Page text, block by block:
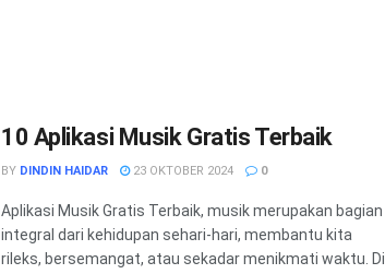
10 Aplikasi Musik Gratis Terbaik
BY DINDIN HAIDAR 23 OKTOBER 2024 0
Aplikasi Musik Gratis Terbaik, musik merupakan bagian
integral dari kehidupan sehari-hari, membantu kita
rileks, bersemangat, atau sekadar menikmati waktu. Di